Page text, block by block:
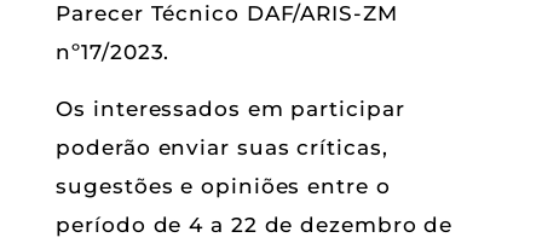
Parecer Técnico DAF/ARIS-ZM
nº17/2023.
Os interessados em participar
poderão enviar suas críticas,
sugestões e opiniões entre o
período de 4 a 22 de dezembro de